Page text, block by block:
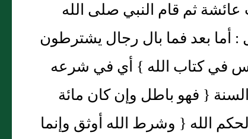
عائشة ثم قام النبي صلى الله
: أما بعد فما بال رجال يشترطون
في كتاب الله } أي في شرعه
{ فهو باطل وإن كان مائة
الله { وشرط الله أوثق وإنما